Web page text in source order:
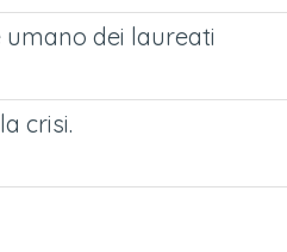
dei laureati
crisi.